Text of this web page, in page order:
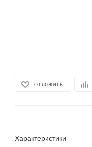
ОТЛОЖИТЬ
Характеристики